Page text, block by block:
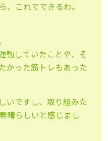
、これでできるわ。
動していたことや、そ
かった筋トレもあった
いですし、取り組みた
晴らしいと感じまし